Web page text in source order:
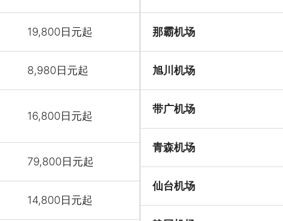
19,800日元起
8,980日元起
16,800日元起
79,800日元起
14,800日元起
那霸机场
旭川机场
带广机场
青森机场
仙台机场